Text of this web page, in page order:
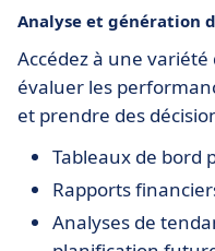
Analyse et génération
Accédez à une
évaluer les
et prendre des
Tableaux de bord
Rapports
Analyses de